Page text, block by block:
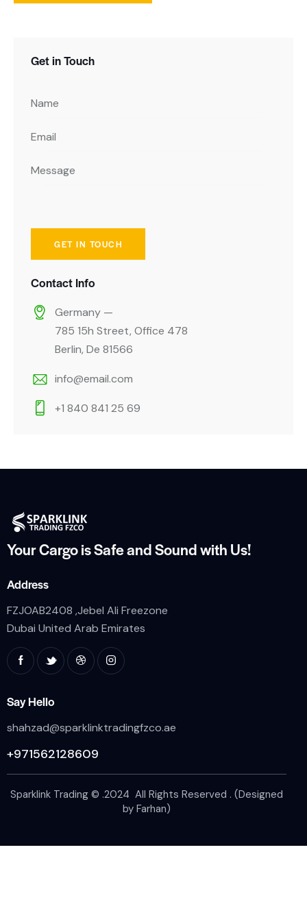
Get in Touch
Contact Info
Germany —
785 15h Street, Office 478
Berlin, De 81566
info@email.com
+1 840 841 25 69
Your Cargo is Safe andSound with Us!
Address
FZJOAB2408 ,Jebel Ali Freezone
Dubai United Arab Emirates
Say Hello
shahzad@sparklinktradingfzco.ae
+971562128609
Sparklink Trading © .2024 All Rights Reserved . (Designed
by Farhan)